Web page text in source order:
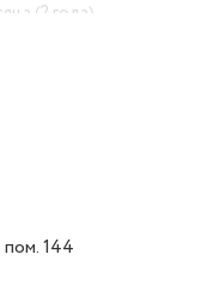
(2 года)
с крышкой объем 2.1
- Кастрюля с крышкой
144